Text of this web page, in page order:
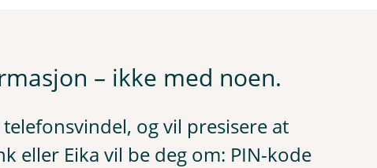
– ikke med noen.
og vil presisere at
eller Eika vil be deg om: PIN-kode